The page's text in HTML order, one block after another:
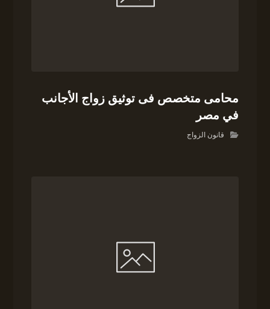
محامى متخصص فى توثيق زواج الأجانب
في مصر
قانون الزواج